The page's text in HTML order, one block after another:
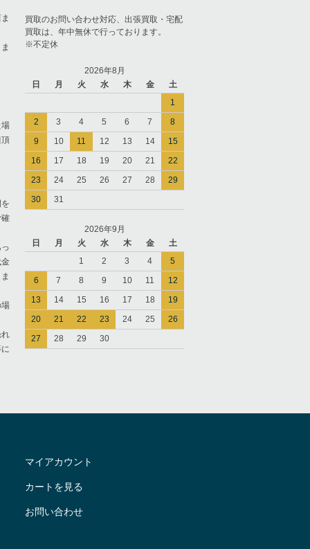
買取のお問い合わせ対応、出張買取・宅配
買取は、年中無休で行っております。
※不定休
2026年8月
日
月 火 水 木 金
土
1
2
3 4 5 6 7
8
9
10 11 12 13 14
15
16
17 18 19 20 21
22
23
24 25 26 27 28
29
30
31
2026年9月
日
月 火 水 木 金
土
1
2 3 4
5
6
7 8 9 10 11
12
13
14 15 16 17 18
19
20
21 22 23 24 25
26
27
28 29 30
マイアカウント
カートを見る
お問い合わせ